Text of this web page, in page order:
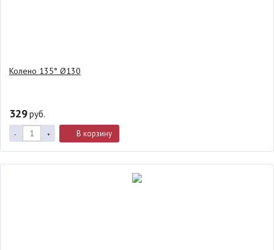
Колено 135° Ø130
329руб.
- + В корзину